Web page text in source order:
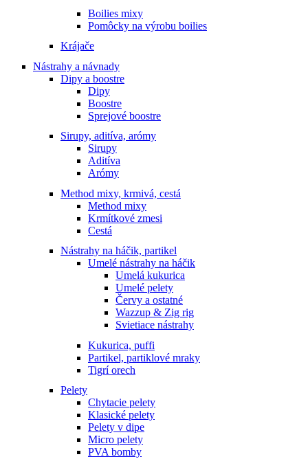
Boilies mixy
Pomôcky na výrobu boilies
Krájače
Nástrahy a návnady
Dipy a boostre
Dipy
Boostre
Sprejové boostre
Sirupy, aditíva, arómy
Sirupy
Aditíva
Arómy
Method mixy, krmivá, cestá
Method mixy
Krmítkové zmesi
Cestá
Nástrahy na háčik, partikel
Umelé nástrahy na háčik
Umelá kukurica
Umelé pelety
Červy a ostatné
Wazzup & Zig rig
Svietiace nástrahy
Kukurica, puffi
Partikel, partiklové mraky
Tigrí orech
Pelety
Chytacie pelety
Klasické pelety
Pelety v dipe
Micro pelety
PVA bomby